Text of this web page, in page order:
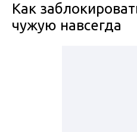
Как
чужую навсегда